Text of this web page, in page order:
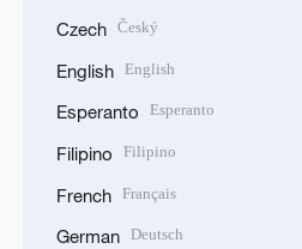
Czech Český
English English
Esperanto Esperanto
Filipino Filipino
French Français
German Deutsch